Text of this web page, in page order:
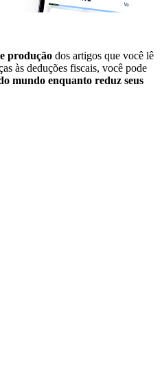
produção dos artigos que você lê
às deduções fiscais, você pode
mundo enquanto reduz seus